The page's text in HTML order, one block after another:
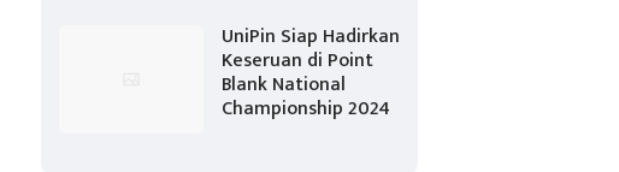
UniPin Siap Hadirkan
Keseruan di Point
Blank National
Championship 2024